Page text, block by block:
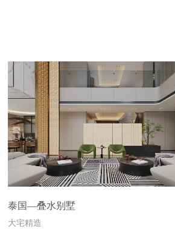
泰国—叠水别墅
大宅精造